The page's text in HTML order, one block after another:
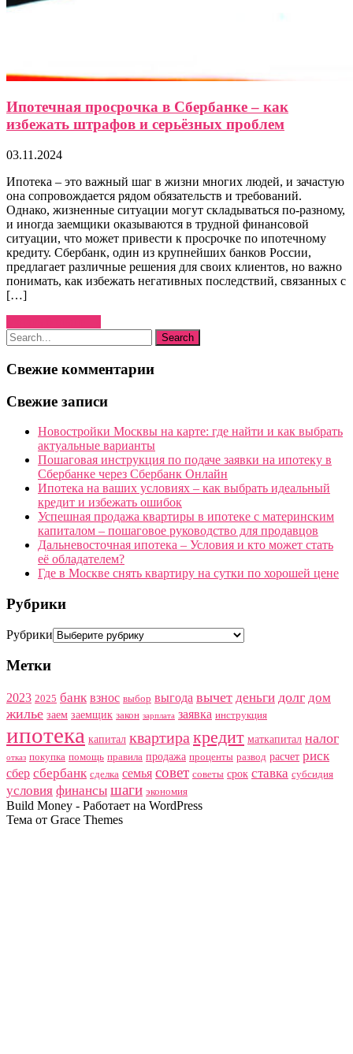
Ипотечная просрочка в Сбербанке – как
избежать штрафов и серьёзных проблем
03.11.2024
Ипотека – это важный шаг в жизни многих людей, и зачастую
она сопровождается рядом обязательств и требований.
Однако, жизненные ситуации могут складываться по-разному,
и иногда заемщики оказываются в трудной финансовой
ситуации, что может привести к просрочке по ипотечному
кредиту. Сбербанк, один из крупнейших банков России,
предлагает различные решения для своих клиентов, но важно
понимать, как избежать негативных последствий, связанных с
[…]
Свежие комментарии
Свежие записи
Новостройки Москвы на карте: где найти и как выбрать
актуальные варианты
Пошаговая инструкция по подаче заявки на ипотеку в
Сбербанке через Сбербанк Онлайн
Ипотека на ваших условиях – как выбрать идеальный
кредит и избежать ошибок
Успешная продажа квартиры в ипотеке с материнским
капиталом – пошаговое руководство для продавцов
Дальневосточная ипотека – Условия и кто может стать
её обладателем?
Где в Москве снять квартиру на сутки по хорошей цене
Рубрики
Рубрики
Метки
2023 2025 банк взнос выбор выгода вычет деньги долг дом
жилье заем заемщик закон зарплата заявка инструкция
ипотека капитал квартира кредит маткапитал налог
отказ покупка помощь правила продажа проценты развод расчет риск
сбер сбербанк сделка семья совет советы срок ставка субсидия
условия финансы шаги экономия
Build Money - Работает на WordPress
Тема от Grace Themes